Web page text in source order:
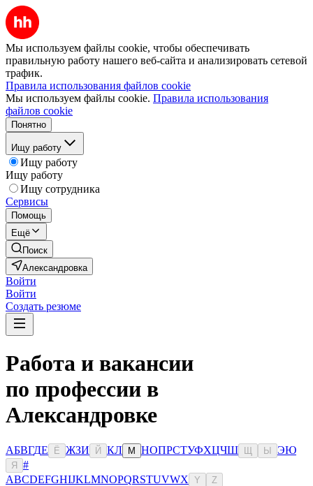
Мы используем файлы cookie, чтобы обеспечивать
правильную работу нашего веб-сайта и анализировать сетевой
трафик.
Правила использования файлов cookie
Мы используем файлы cookie. Правила использования
файлов cookie
Понятно
Ищу работу
Ищу работу
Ищу работу
Ищу сотрудника
Сервисы
Помощь
Ещё
Поиск
Александровка
Войти
Войти
Создать резюме
Работа и вакансии
по профессии в
Александровке
АБВГДЕ Ё ЖЗИ Й КЛ М НОПРСТУФХЦЧШ Ы ЭЮ
Я
#
ABCDEFGHIJKLMNOPQRSTUVWX Y Z